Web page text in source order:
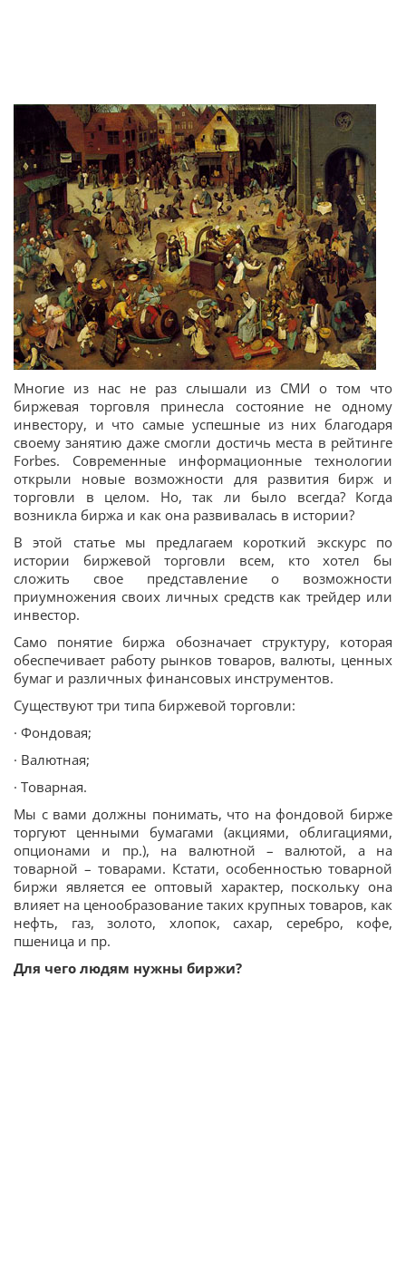
Многие из нас не раз слышали из СМИ о том что
биржевая торговля принесла состояние не одному
инвестору, и что самые успешные из них благодаря
своему занятию даже смогли достичь места в рейтинге
Forbes. Современные информационные технологии
открыли новые возможности для развития бирж и
торговли в целом. Но, так ли было всегда? Когда
возникла биржа и как она развивалась в истории?
В этой статье мы предлагаем короткий экскурс по
истории биржевой торговли всем, кто хотел бы
сложить свое представление о возможности
приумножения своих личных средств как трейдер или
инвестор.
Само понятие биржа обозначает структуру, которая
обеспечивает работу рынков товаров, валюты, ценных
бумаг и различных финансовых инструментов.
Существуют три типа биржевой торговли:
· Фондовая;
· Валютная;
· Товарная.
Мы с вами должны понимать, что на фондовой бирже
торгуют ценными бумагами (акциями, облигациями,
опционами и пр.), на валютной – валютой, а на
товарной – товарами. Кстати, особенностью товарной
биржи является ее оптовый характер, поскольку она
влияет на ценообразование таких крупных товаров, как
нефть, газ, золото, хлопок, сахар, серебро, кофе,
пшеница и пр.
Для чего людям нужны биржи?